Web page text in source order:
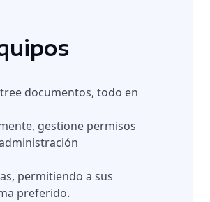
documentos, todo en
gestione permisos
permitiendo a sus
preferido.